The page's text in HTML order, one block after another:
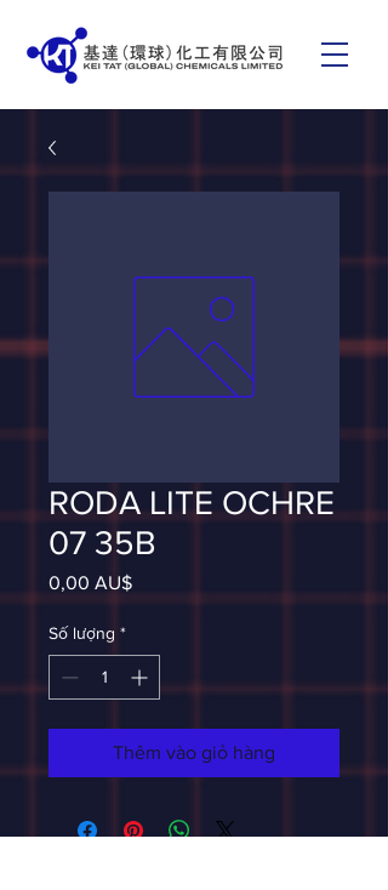
RODA LITE OCHRE
07 35B
0,00 AU$Giá
Số lượng *
Thêm vào giỏ hàng